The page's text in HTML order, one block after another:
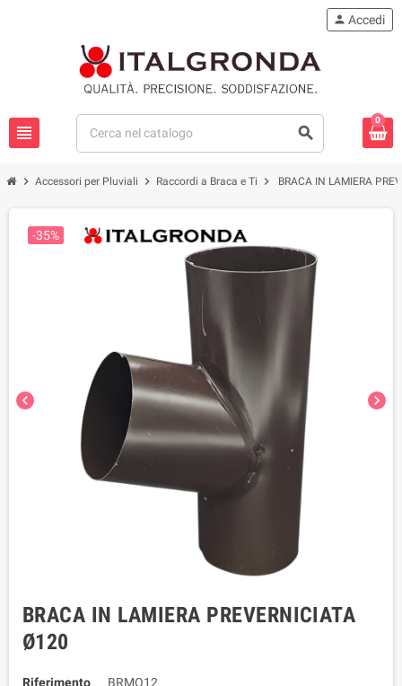
view_headline search
person Accedi
0
chevron_right Accessori per Pluviali chevron_right Raccordi a Braca e Ti chevron_right BRACA IN LAMIERA
chevron_left chevron_right
-35%
BRACA IN LAMIERA PREVERNICIATA
Ø120
Riferimento
BRMO12